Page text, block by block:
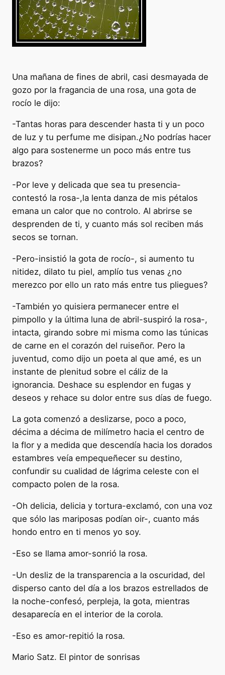
Una mañana de fines de abril, casi desmayada de
gozo por la fragancia de una rosa, una gota de
rocío le dijo:
-Tantas horas para descender hasta ti y un poco
de luz y tu perfume me disipan.¿No podrías hacer
algo para sostenerme un poco más entre tus
brazos?
-Por leve y delicada que sea tu presencia-
contestó la rosa-,la lenta danza de mis pétalos
emana un calor que no controlo. Al abrirse se
desprenden de ti, y cuanto más sol reciben más
secos se tornan.
-Pero-insistió la gota de rocío-, si aumento tu
nitidez, dilato tu piel, amplío tus venas ¿no
merezco por ello un rato más entre tus pliegues?
-También yo quisiera permanecer entre el
pimpollo y la última luna de abril-suspiró la rosa-,
intacta, girando sobre mi misma como las túnicas
de carne en el corazón del ruiseñor. Pero la
juventud, como dijo un poeta al que amé, es un
instante de plenitud sobre el cáliz de la
ignorancia. Deshace su esplendor en fugas y
deseos y rehace su dolor entre sus días de fuego.
La gota comenzó a deslizarse, poco a poco,
décima a décima de milímetro hacia el centro de
la flor y a medida que descendía hacia los dorados
estambres veía empequeñecer su destino,
confundir su cualidad de lágrima celeste con el
compacto polen de la rosa.
-Oh delicia, delicia y tortura-exclamó, con una voz
que sólo las mariposas podían oir-, cuanto más
hondo entro en ti menos yo soy.
-Eso se llama amor-sonrió la rosa.
-Un desliz de la transparencia a la oscuridad, del
disperso canto del día a los brazos estrellados de
la noche-confesó, perpleja, la gota, mientras
desaparecía en el interior de la corola.
-Eso es amor-repitió la rosa.
Mario Satz. El pintor de sonrisas